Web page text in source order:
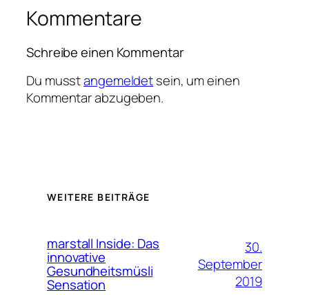
Kommentare
Schreibe einen Kommentar
Du musstangemeldetsein, um einen
Kommentar abzugeben.
WEITERE BEITRÄGE
marstall Inside: Das
innovative
Gesundheitsmüsli
Sensation
30.
September
2019